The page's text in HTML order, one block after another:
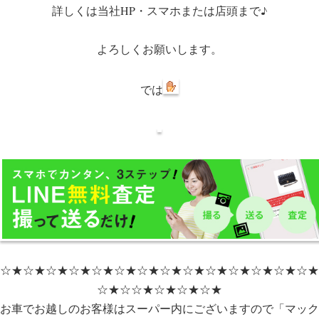
詳しくは当社HP・スマホまたは店頭まで♪
よろしくお願いします。
では
☆★☆★☆★☆★☆★☆★☆★☆★☆★☆★☆★☆★☆★☆★
☆★☆☆★☆★☆★☆★
お車でお越しのお客様はスーパー内にございますので「マック